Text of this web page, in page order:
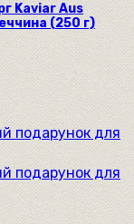
Kaviar Aus
(250 г)